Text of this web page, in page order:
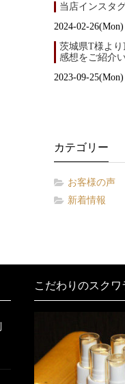
当店インスタ
2024-02-26(Mon)
茨城県T様よ
感想をご紹介
2023-09-25(Mon)
カテゴリー
お客様の声
新着情報
こだわりのスクワ